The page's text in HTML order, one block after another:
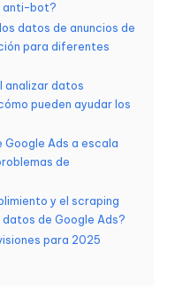
anti-bot?
datos de anuncios de
para diferentes
analizar datos
pueden ayudar los
Ads a escala
de
y el scraping
de Google Ads?
para 2025